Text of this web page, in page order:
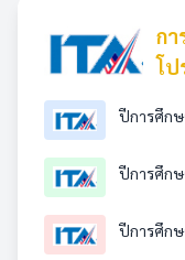
กา
โป
ปีการศึกษ
ปีการศึกษ
ปีการศึกษ